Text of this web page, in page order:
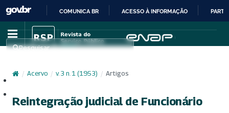
IR
PARA
CONTEÚDO
COMUNICA BR ACESSO À INFORMAÇÃO
Pesquisar
/ Acervo / v. 3 n. 1 (1953) / Artigos
Reintegração judicial de Funcionário